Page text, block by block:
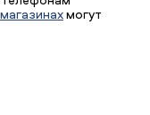
магазинахмогут